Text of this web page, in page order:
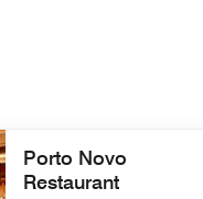
Porto Novo
Restaurant